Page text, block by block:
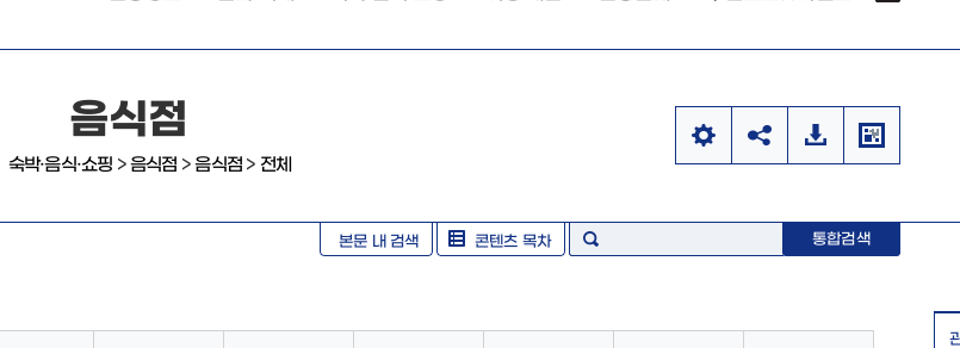
음식점
숙박·음식·쇼핑 >음식점 >음식점> 전체
본문 내 검색 콘텐츠 목차 통합검색